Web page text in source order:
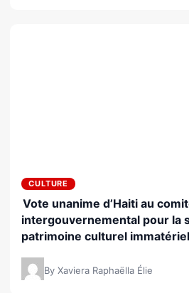
CULTURE
Vote unanime d’Haiti au
intergouvernemental pour la
patrimoine culturel immatériel
By Xaviera Raphaëlla Élie